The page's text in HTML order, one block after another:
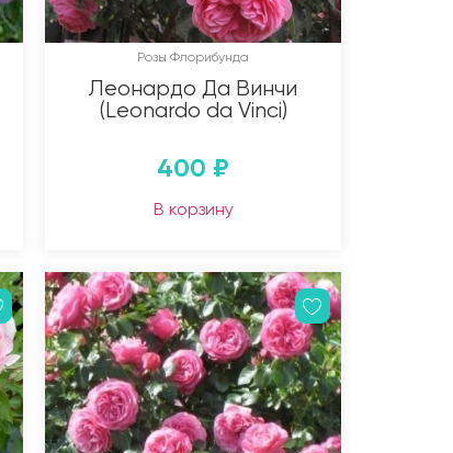
Розы Флорибунда
Леонардо Да Винчи
(Leonardo da Vinci)
400 ₽
В корзину